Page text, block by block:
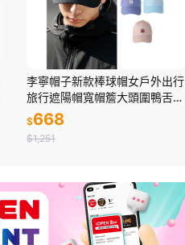
李寧帽子新款棒球帽女戶外出行
旅行遮陽帽寬帽簷大頭圍鴨舌帽
男生
$668
$1,251